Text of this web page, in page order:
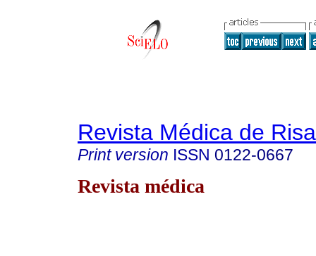
Revista Médica de
Print version ISSN 0122-0667
Revista médica